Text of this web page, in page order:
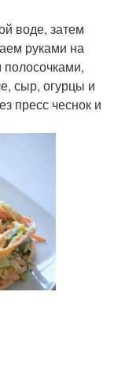
воде, затем
руками на
сыр, огурцы и
пресс чеснок и